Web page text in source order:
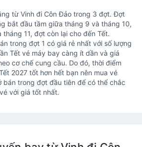
từ Vinh đi Côn Đảo trong 3 đợt. Đợt
bắt đầu tầm giữa tháng 9 và tháng 10,
11, đợt còn lại cho đến Tết.
trong đợt 1 có giá rẻ nhất với số lượng
Tết vé máy bay càng ít dần và giá
cơ chế cung cầu. Do đó, thời điểm
2027 tốt hơn hết bạn nên mua vé
bán trong đợt đầu tiên để có thể chắc
với giá tốt nhất.